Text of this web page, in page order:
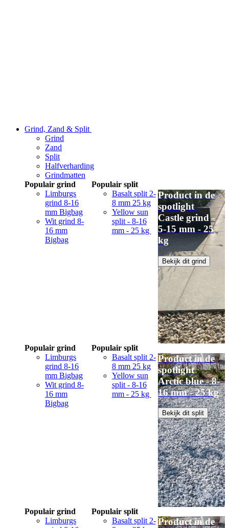
Grind, Zand & Split
Grind
Zand
Split
Halfverharding
Grindmatten
Populair grind
Limburgs
grind 8-16
mm Bigbag
Wit grind 8-
16 mm
Bigbag
Populair split
Basalt split 2-
8 mm 25 kg
Yellow sun
split - 8-16
mm - 25 kg
Product in de
spotlight
Castle grind -
5-15 mm - 25
kg
Bekijk dit grind
Populair grind
Limburgs
grind 8-16
mm Bigbag
Wit grind 8-
16 mm
Bigbag
Populair split
Basalt split 2-
8 mm 25 kg
Yellow sun
split - 8-16
mm - 25 kg
Product in de
spotlight
Arctic blue - 8-
16 mm - 25 kg
Bekijk dit split
Populair grind
Limburgs
Populair split
Basalt split 2- Product in de